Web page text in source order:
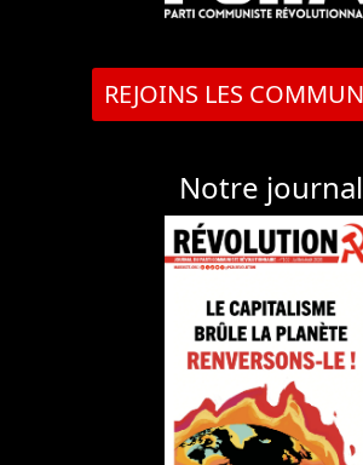
REJOINS LES
Notre journal